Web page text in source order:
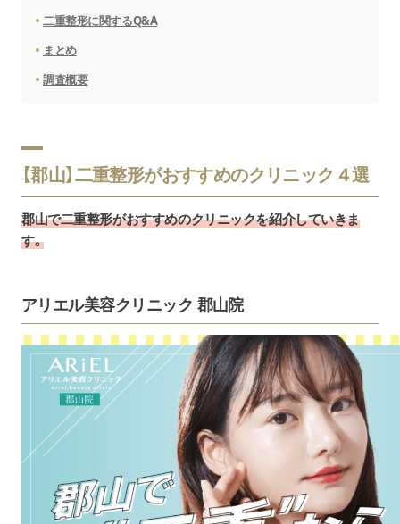
二重整形に関するQ&A
まとめ
調査概要
【郡山】二重整形がおすすめのクリニック４選
郡山で二重整形がおすすめのクリニックを紹介していきま
す。
アリエル美容クリニック 郡山院